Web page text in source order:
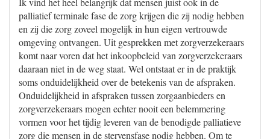
palliatief terminale fase de zorg krijgen die zij nodig hebben
en zij die zorg zoveel mogelijk in hun eigen vertrouwde
omgeving ontvangen. Uit gesprekken met zorgverzekeraars
komt naar voren dat het inkoopbeleid van zorgverzekeraars
daaraan niet in de weg staat. Wel ontstaat er in de praktijk
soms onduidelijkheid over de betekenis van de afspraken.
Onduidelijkheid in afspraken tussen zorgaanbieders en
zorgverzekeraars mogen echter nooit een belemmering
vormen voor het tijdig leveren van de benodigde palliatieve
zorg die mensen in de stervensfase nodig hebben. Om te